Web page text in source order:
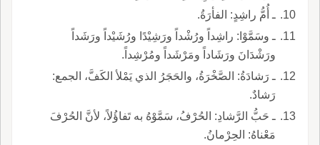
ـ أُمُّ راشِدٍ: الفأرَةُ.
ـ وسَمَّوْا: راشِداً ورُشْداً ورَشِيْدًا ورُشَيْداً ورَشَداً
ورَشْدَانَ ورَشَاداً ومَرْشَداً ومُرْشِداً.
ـ رَشادَةُ: الصَّخْرَةُ، والحَجَرُ الذي يَمْلأ الكَفَّ، الجمع:
رَشادٌ.
ـ حَبُّ الرَّشادِ: الحُرْفُ، سَمَّوْهُ به تَفاؤُلاً، لأنَّ الحُرْفَ
مَعْناهُ: الحِرْمانُ.